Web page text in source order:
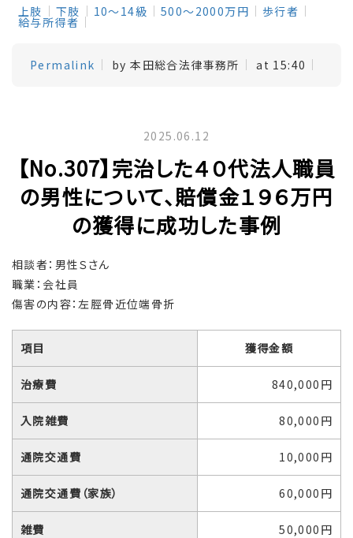
上肢 下肢 10～14級 500～2000万円 歩行者
給与所得者
Permalink by 本田総合法律事務所 at 15:40
2025.06.12
【No.307】完治した４０代法人職員
の男性について、賠償金１９６万円
の獲得に成功した事例
相談者：男性Ｓさん
職業：会社員
傷害の内容：左脛骨近位端骨折
項目 獲得金額
治療費 840,000円
入院雑費 80,000円
通院交通費 10,000円
通院交通費（家族） 60,000円
雑費 50,000円